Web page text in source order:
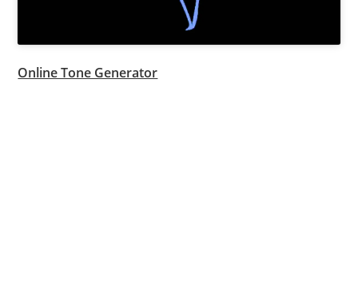
Online Tone Generator